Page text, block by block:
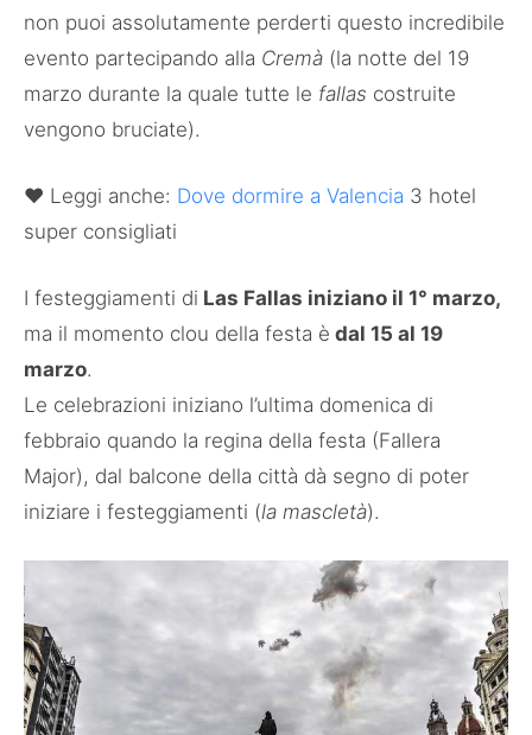
non puoi assolutamente perderti questo incredibile
evento partecipando alla Cremà (la notte del 19
marzo durante la quale tutte le fallas costruite
vengono bruciate).
♥ Leggi anche: Dove dormire a Valencia 3 hotel
super consigliati
I festeggiamenti di Las Fallas iniziano il 1° marzo,
ma il momento clou della festa è dal 15 al 19
marzo.
Le celebrazioni iniziano l’ultima domenica di
febbraio quando la regina della festa (Fallera
Major), dal balcone della città dà segno di poter
iniziare i festeggiamenti (la mascletà).